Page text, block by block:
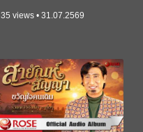
35 views • 31.07.2569